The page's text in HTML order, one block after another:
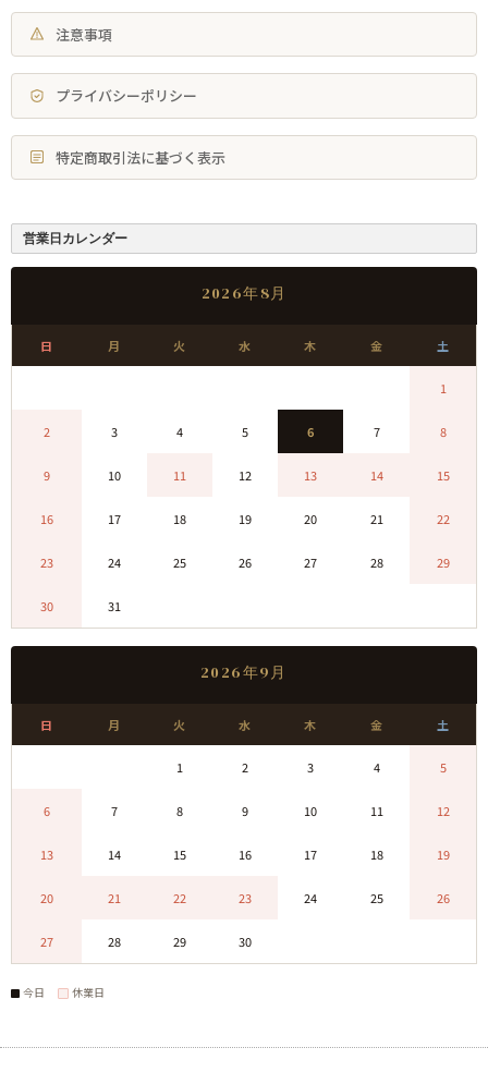
注意事項
プライバシーポリシー
特定商取引法に基づく表示
営業日カレンダー
2026年8月
日 月 火 水 木 金 土
1
2 3 4 5 6 7 8
9 10 11 12 13 14 15
16 17 18 19 20 21 22
23 24 25 26 27 28 29
30 31
2026年9月
日 月 火 水 木 金 土
1 2 3 4 5
6 7 8 9 10 11 12
13 14 15 16 17 18 19
20 21 22 23 24 25 26
27 28 29 30
今日 休業日